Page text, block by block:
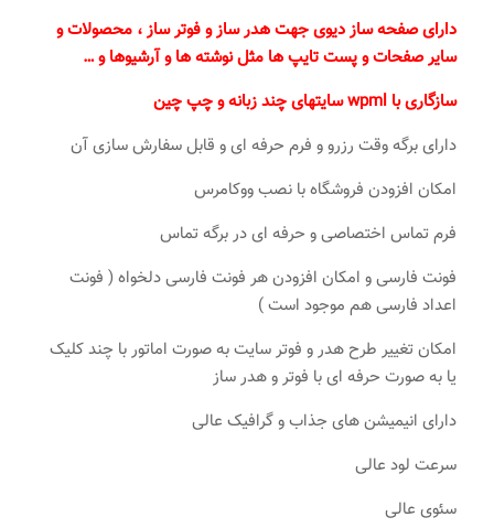
دارای صفحه ساز دیوی جهت هدر ساز و فوتر ساز ، محصولات و
سایر صفحات و پست تایپ ها مثل نوشته ها و آرشیوها و …
سازگاری با wpml سایتهای چند زبانه و چپ چین
دارای برگه وقت رزرو و فرم حرفه ای و قابل سفارش سازی آن
امکان افزودن فروشگاه با نصب ووکامرس
فرم تماس اختصاصی و حرفه ای در برگه تماس
فونت فارسی و امکان افزودن هر فونت فارسی دلخواه ( فونت
اعداد فارسی هم موجود است )
امکان تغییر طرح هدر و فوتر سایت به صورت اماتور با چند کلیک
یا به صورت حرفه ای با فوتر و هدر ساز
دارای انیمیشن های جذاب و گرافیک عالی
سرعت لود عالی
سئوی عالی